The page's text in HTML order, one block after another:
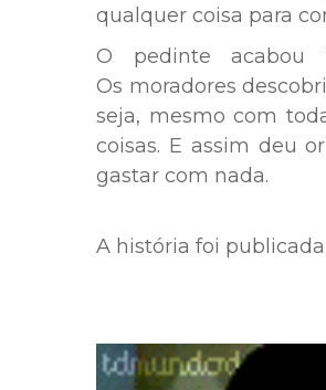
qualquer coisa para
O pedinte acabou
Os moradores
seja, mesmo com
coisas. E assim deu
gastar com nada.
A história foi publicada